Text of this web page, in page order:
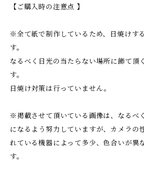
【ご購入時の注意点 】
※全て紙で制作しているため、日焼けす
す。
なるべく日光の当たらない場所に飾て頂
す。
日焼け対策は行っていません。
※掲載させて頂いている画像は、なるべ
になるよう努力していますが、カメラの
れている機器によって多少、色合いが異
す。